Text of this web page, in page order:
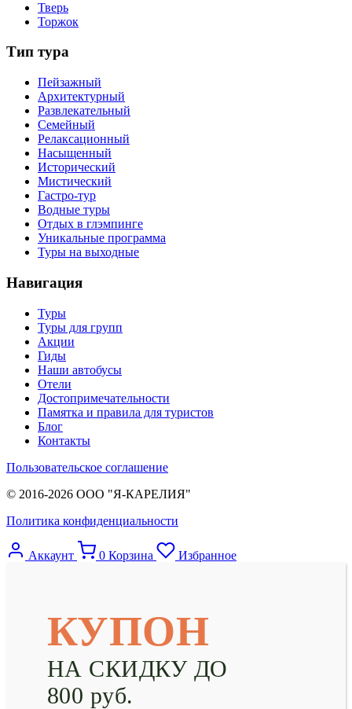
Тверь
Торжок
Тип тура
Пейзажный
Архитектурный
Развлекательный
Семейный
Релаксационный
Насыщенный
Исторический
Мистический
Гастро-тур
Водные туры
Отдых в глэмпинге
Уникальные программа
Туры на выходные
Навигация
Туры
Туры для групп
Акции
Гиды
Наши автобусы
Отели
Достопримечательности
Памятка и правила для туристов
Блог
Контакты
Пользовательское соглашение
© 2016-2026 ООО "Я-КАРЕЛИЯ"
Политика конфиденциальности
Аккаунт 0 Корзина Избранное
КУПОН
НА СКИДКУ ДО
800 руб.